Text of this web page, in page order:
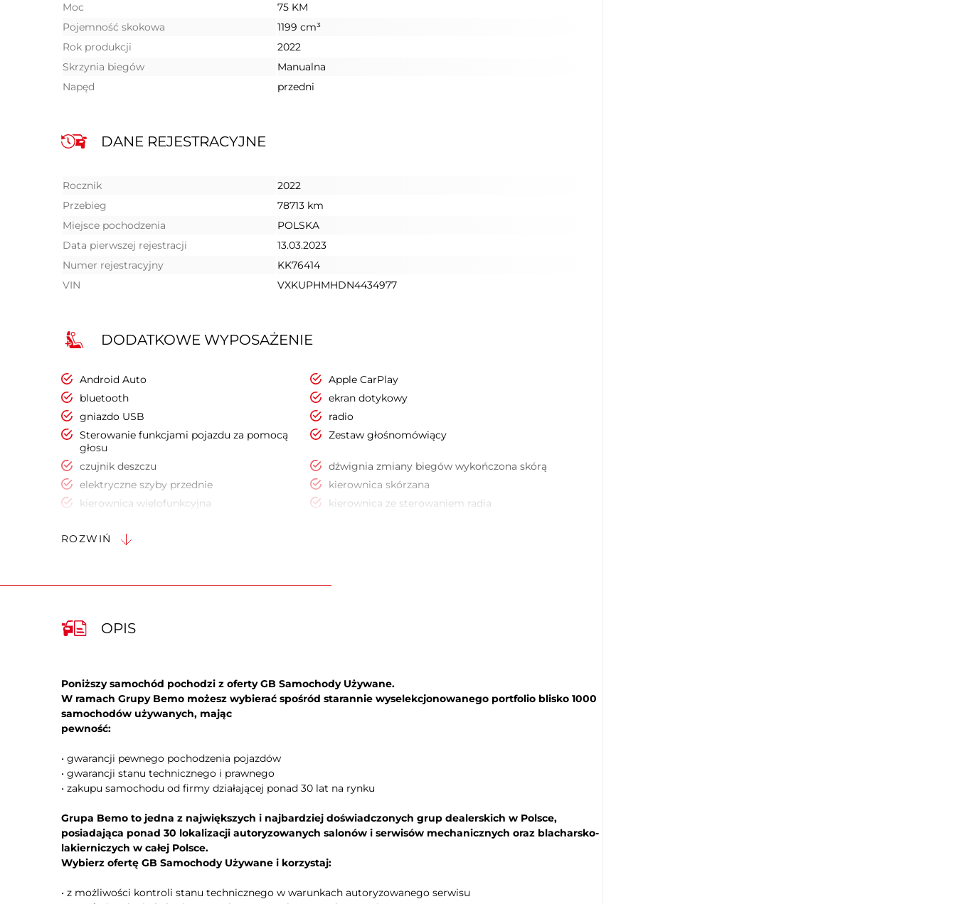
Moc
75 KM
Pojemność skokowa
1199 cm³
Rok produkcji
2022
Skrzynia biegów
Manualna
Napęd
przedni
DANE REJESTRACYJNE
Rocznik
2022
Przebieg
78713 km
Miejsce pochodzenia
POLSKA
Data pierwszej rejestracji
13.03.2023
Numer rejestracyjny
KK76414
VIN
VXKUPHMHDN4434977
DODATKOWE WYPOSAŻENIE
Android Auto
Apple CarPlay
bluetooth
ekran dotykowy
gniazdo USB
radio
Sterowanie funkcjami pojazdu za pomocą
głosu
Zestaw głośnomówiący
czujnik deszczu
dźwignia zmiany biegów wykończona skórą
elektryczne szyby przednie
kierownica skórzana
kierownica wielofunkcyjna
kierownica ze sterowaniem radia
aktywne rozpoznawanie znaków ograniczenia
pojazdu
lampy przeciwmgielne
lusterka boczne ustawiane elektrycznie
system rozpoznawania znaków drogowych
system Start/Stop
tempomat
wspomaganie kierownicy
felgi aluminiowe 16
asystent pasa ruchu
ESP (stabilizacja toru jazdy)
kurtyny powietrzne - przód
kurtyny powietrzne - tył
poduszka powietrzna kierowcy
poduszka powietrzna pasażera
system ostrzegający o możliwej kolizji
system wspomagania hamowania
ROZWIŃ
OPIS
Poniższy samochód pochodzi z oferty GB Samochody Używane.
W ramach Grupy Bemo możesz wybierać spośród starannie wyselekcjonowanego portfolio blisko 1000
samochodów używanych, mając
pewność:
• gwarancji pewnego pochodzenia pojazdów
• gwarancji stanu technicznego i prawnego
• zakupu samochodu od firmy działającej ponad 30 lat na rynku
Grupa Bemo to jedna z największych i najbardziej doświadczonych grup dealerskich w Polsce,
posiadająca ponad 30 lokalizacji autoryzowanych salonów i serwisów mechanicznych oraz blacharsko-
lakierniczych w całej Polsce.
Wybierz ofertę GB Samochody Używane i korzystaj:
• z możliwości kontroli stanu technicznego w warunkach autoryzowanego serwisu